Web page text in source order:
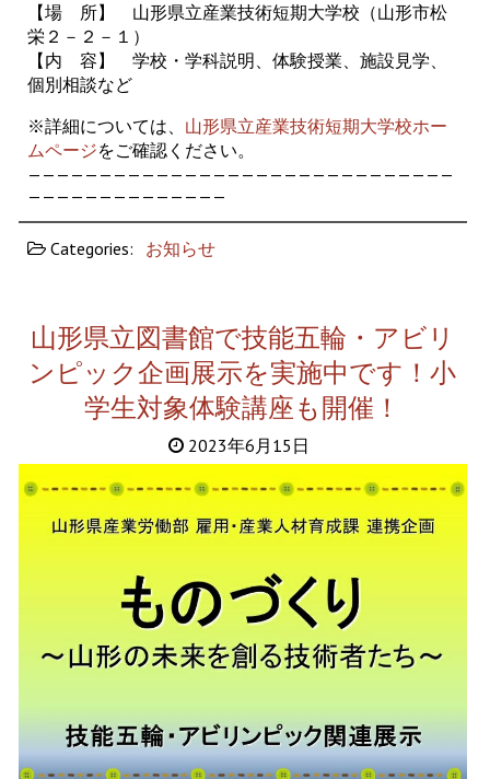
【場 所】 山形県立産業技術短期大学校（山形市松
栄２－２－１）
【内 容】 学校・学科説明、体験授業、施設見学、
個別相談など
※詳細については、 山形県立産業技術短期大学校ホー
ムページをご確認ください。
——————————————————————————————
——————————————
Categories: お知らせ
山形県立図書館で技能五輪・アビリ
ンピック企画展示を実施中です！小
学生対象体験講座も開催！
2023年6月15日